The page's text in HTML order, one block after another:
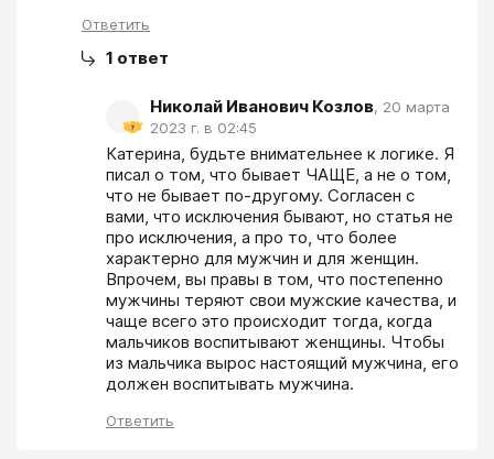
Ответить
1 ответ
Николай Иванович Козлов, 20 марта
2023 г. в 02:45
Катерина, будьте внимательнее к логике. Я
писал о том, что бывает ЧАЩЕ, а не о том,
что не бывает по-другому. Согласен с
вами, что исключения бывают, но статья не
про исключения, а про то, что более
характерно для мужчин и для женщин.
Впрочем, вы правы в том, что постепенно
мужчины теряют свои мужские качества, и
чаще всего это происходит тогда, когда
мальчиков воспитывают женщины. Чтобы
из мальчика вырос настоящий мужчина, его
должен воспитывать мужчина.
Ответить